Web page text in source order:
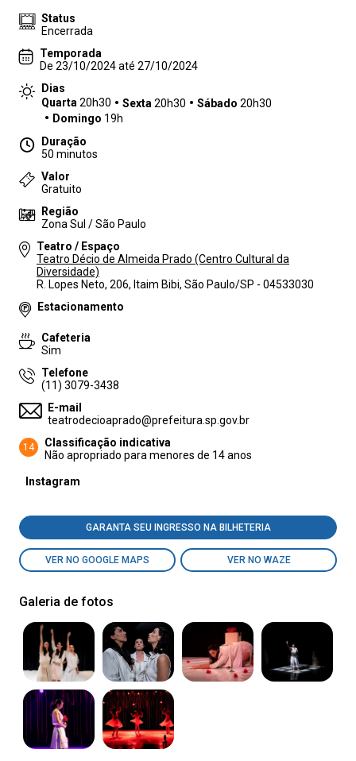
Status
Encerrada
Temporada
De 23/10/2024 até 27/10/2024
Dias
Quarta 20h30 Sexta 20h30 Sábado 20h30
Domingo 19h
Duração
50 minutos
Valor
Gratuito
Região
Zona Sul / São Paulo
Teatro / Espaço
Teatro Décio de Almeida Prado (Centro Cultural da
Diversidade)
R. Lopes Neto, 206, Itaim Bibi, São Paulo/SP - 04533030
Estacionamento
Cafeteria
Sim
Telefone
(11) 3079-3438
E-mail
teatrodecioaprado@prefeitura.sp.gov.br
14
Classificação indicativa
Não apropriado para menores de 14 anos
Instagram
GARANTA SEU INGRESSO NA BILHETERIA
VER NO GOOGLE MAPS VER NO WAZE
Galeria de fotos